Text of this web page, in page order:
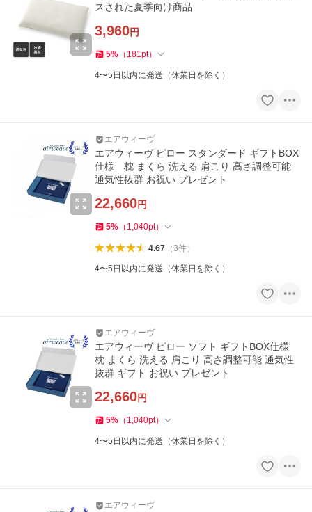
スされた夏季向け商品
3,960円
5% （ 181 pt）
4〜5日以内に発送（休業日を除く）
エアウィーヴ
エアウィーヴ ピロー スタンダード ギフトBOX
仕様 枕 まくら 洗える 肩こり 高さ調整可能
通気性抜群 お祝い プレゼント
22,660円
5% （ 1,040pt）
4.67（3件）
4〜5日以内に発送（休業日を除く）
エアウィーヴ
エアウィーヴ ピロー ソフト ギフトBOX仕様
枕 まくら 洗える 肩こり 高さ調整可能 通気性
抜群 ギフト お祝い プレゼント
22,660円
5% （ 1,040pt）
4〜5日以内に発送（休業日を除く）
エアウィーヴ